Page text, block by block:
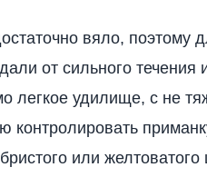
вяло, поэтому
от сильного
легкое удилище, с не
контролировать
или